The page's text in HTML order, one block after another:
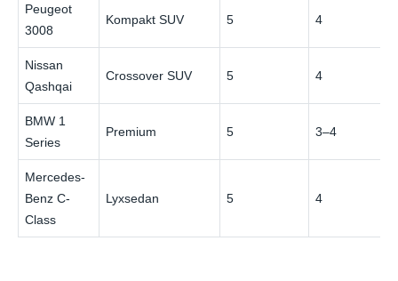
Peugeot
3008
Kompakt SUV 5 4
Nissan
Qashqai
Crossover SUV 5 4
BMW 1
Series
Premium 5 3–4
Mercedes-
Benz C-
Class
Lyxsedan 5 4